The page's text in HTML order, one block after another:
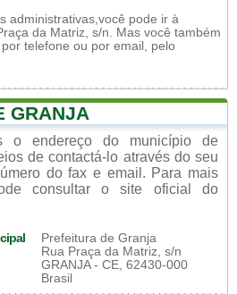
administrativas,você pode ir à
da Matriz, s/n. Mas você também
telefone ou por email, pelo
GRANJA
o endereço do município de
de contactá-lo através do seu
do fax e email. Para mais
consultar o site oficial do
Prefeitura de Granja
Rua Praça da Matriz, s/n
GRANJA - CE, 62430-000
Brasil